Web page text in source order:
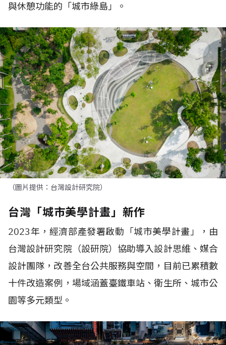
與休憩功能的「城市綠島」。
（圖片提供：台灣設計研究院）
台灣「城市美學計畫」新作
2023年，經濟部產發署啟動「城市美學計畫」，由
台灣設計研究院（設研院）協助導入設計思維、媒合
設計團隊，改善全台公共服務與空間，目前已累積數
十件改造案例，場域涵蓋臺鐵車站、衛生所、城市公
園等多元類型。